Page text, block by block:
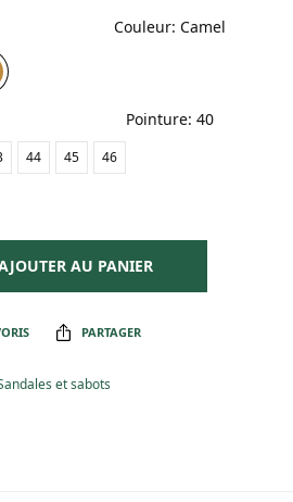
Couleur: Camel
Pointure: 40
44 45 46
AU PANIER
PARTAGER
et sabots